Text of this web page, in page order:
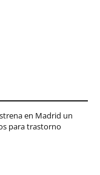
en Madrid un
para trastorno